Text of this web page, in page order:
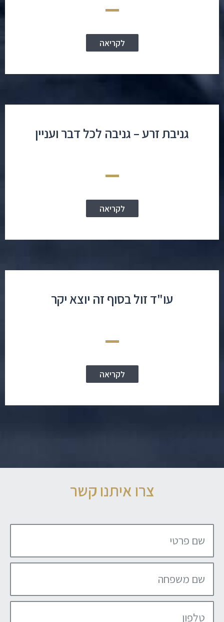
לקריאה
גניבת זרע – גניבה לכל דבר ועניין
לקריאה
עו"ד זול בסוף זה יוצא יקר
לקריאה
צרו איתנו קשר